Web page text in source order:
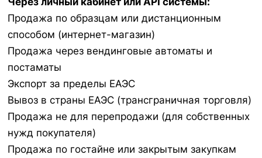
Продажа по образцам или дистанционным
способом (интернет-магазин)
Продажа через вендинговые автоматы и
постаматы
Экспорт за пределы ЕАЭС
Вывоз в страны ЕАЭС (трансграничная торговля)
Продажа не для перепродажи (для собственных
нужд покупателя)
Продажа по гостайне или закрытым закупкам